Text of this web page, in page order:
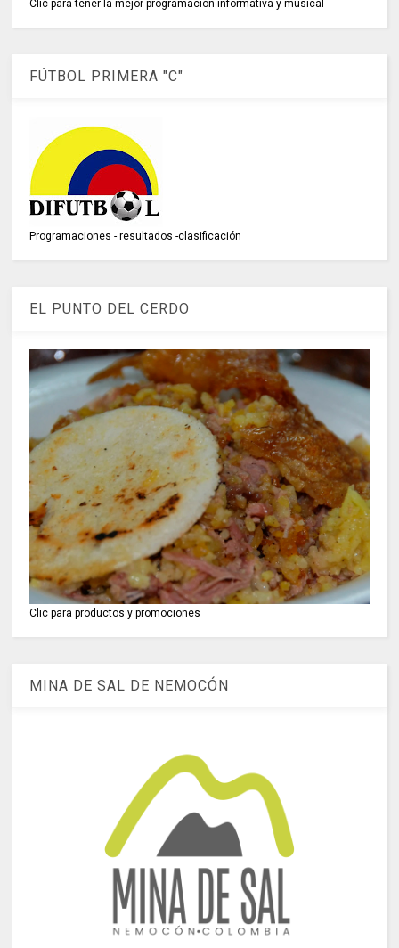
Clic para tener la mejor programación informativa y musical
FÚTBOL PRIMERA "C"
Programaciones - resultados -clasificación
EL PUNTO DEL CERDO
Clic para productos y promociones
MINA DE SAL DE NEMOCÓN